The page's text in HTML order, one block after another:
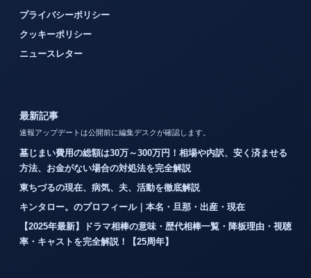
プライバシーポリシー
クッキーポリシー
ニュースレター
最新記事
速報アップデートは公開前に編集デスクが確認します。
墓じまい費用の総額は30万～300万円！相場や内訳、安く済ませる
方法、お金がない場合の対処法を完全解説
東ちづるの現在、病気、夫、活動を徹底解説
キンタロー。のプロフィール｜本名・旦那・出産・現在
【2025年最新】ドラマ相棒の意味・歴代相棒一覧・降板理由・視聴
率・キャストを完全解説！【25周年】